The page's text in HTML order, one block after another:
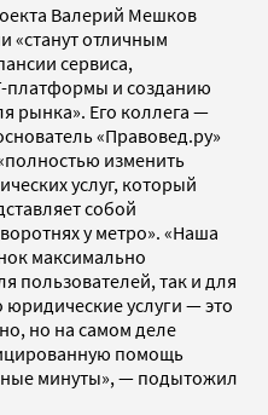
Валерий Мешков
«станут отличным
сервиса,
платформы и созданию
рынка». Его коллега —
«Правовед.ру»
изменить
услуг, который
собой
у метро». «Наша
максимально
пользователей, так и для
услуги — это
но на самом деле
помощь
минуты», — подытожил